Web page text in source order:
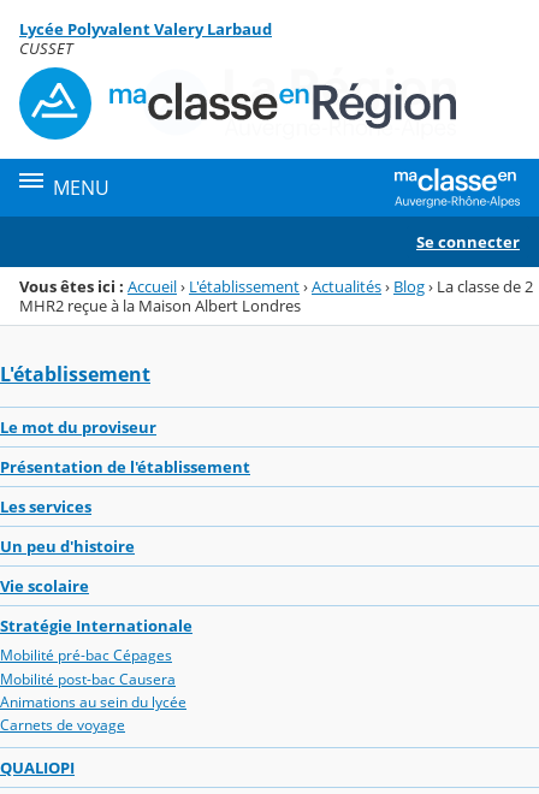
Menu de la rubrique
Contenu
Lycée Polyvalent Valery Larbaud
CUSSET
MENU
Se connecter
Vous êtes ici : Accueil› L'établissement›Actualités› Blog› La classe de 2
MHR2 reçue à la Maison Albert Londres
L'établissement
Le mot du proviseur
Présentation de l'établissement
Les services
Un peu d'histoire
Vie scolaire
Stratégie Internationale
Mobilité pré-bac Cépages
Mobilité post-bac Causera
Animations au sein du lycée
Carnets de voyage
QUALIOPI